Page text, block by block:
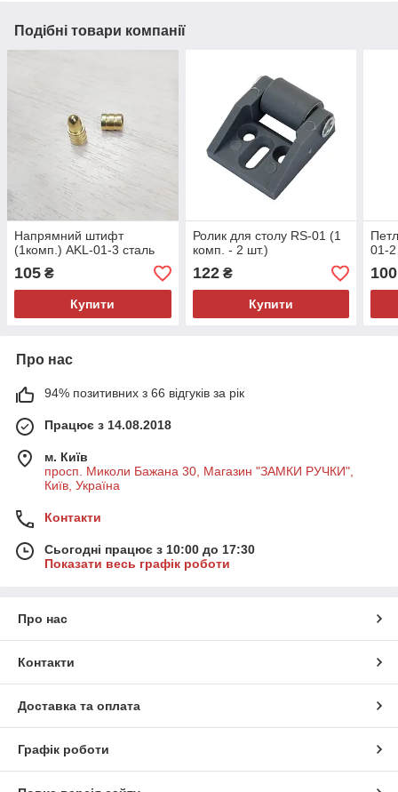
Подібні товари компанії
Напрямний штифт
(1комп.) AKL-01-3 сталь
105 ₴
Купити
Ролик для столу RS-01 (1
комп. - 2 шт.)
122₴
Купити
01-
100
Про нас
94% позитивних з 66 відгуків за рік
Працює з 14.08.2018
м. Київ
просп. Миколи Бажана 30, Магазин "ЗАМКИ РУЧКИ",
Київ, Україна
Контакти
Сьогодні працює з 10:00 до 17:30
Показати весь графік роботи
Про нас
Контакти
Доставка та оплата
Графік роботи